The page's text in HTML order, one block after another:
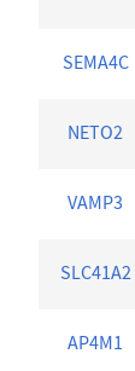
SEMA4C
NETO2
VAMP3
SLC41A2
AP4M1